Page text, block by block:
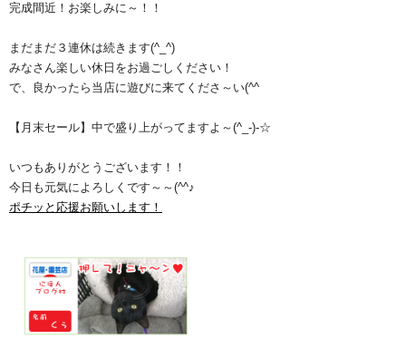
完成間近！お楽しみに～！！
まだまだ３連休は続きます(^_^)
みなさん楽しい休日をお過ごしください！
で、良かったら当店に遊びに来てくださ～い(^^ゞ
【月末セール】中で盛り上がってますよ～(^_-)-☆
いつもありがとうございます！！
今日も元気によろしくです～～(^^♪
ポチッと応援お願いします！